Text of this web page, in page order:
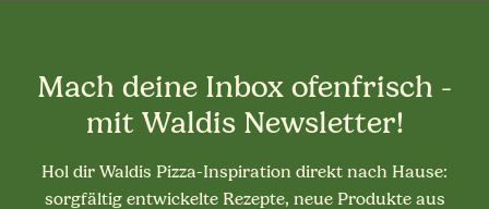
Mach deine Inbox ofenfrisch -
mit Waldis Newsletter!
Hol dir Waldis Pizza-Inspiration direkt nach Hause:
sorgfältig entwickelte Rezepte, neue Produkte aus